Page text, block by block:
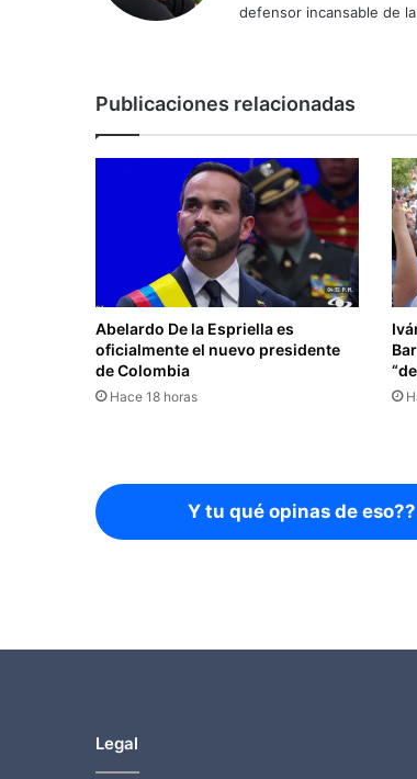
defensor incansable de
Publicaciones relacionadas
Abelardo De la Espriella es
oficialmente el nuevo presidente
de Colombia
Hace 18 horas
Y tu qué opinas de
Legal